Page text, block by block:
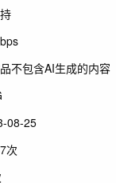
不包含AI生成的内容
08-25
次